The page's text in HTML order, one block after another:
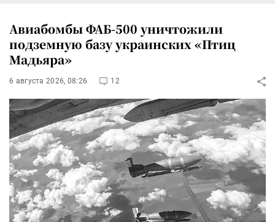
Авиабомбы ФАБ-500 уничтожили
подземную базу украинских «Птиц
Мадьяра»
6 августа 2026, 08:26 12